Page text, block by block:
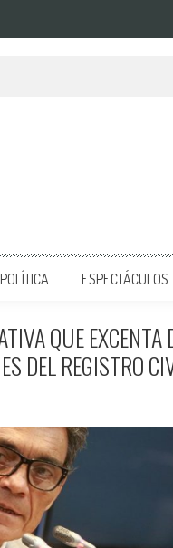
POLÍTICA ESPECTÁCULOS
QUE EXCENTA
DEL REGISTRO